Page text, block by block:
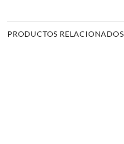
PRODUCTOS RELACIONADOS